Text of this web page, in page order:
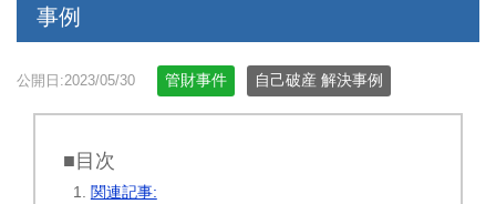
事例
公開日:2023/05/30 管財事件 自己破産 解決事例
■目次
関連記事: